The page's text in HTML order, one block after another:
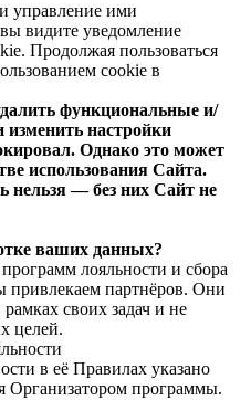
управление ими
видите уведомление
Продолжая пользоваться
cookie в
функциональные и/
изменить настройки
Однако это может
использования Сайта.
нельзя — без них Сайт не
ваших данных?
лояльности и сбора
привлекаем партнёров. Они
своих задач и не
целей.
в её Правилах указано
Организатором программы.